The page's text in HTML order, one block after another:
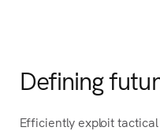
Defining
Efficiently exploit